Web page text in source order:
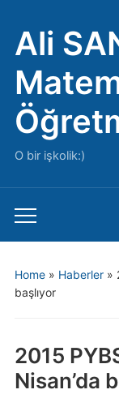
Ali
O bir işkolik:)
Toggle
mobile
Home» Haberler»
başlıyor
2015
Nisan’da